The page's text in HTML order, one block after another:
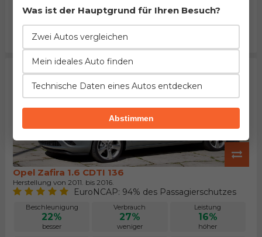
77%
größer
18%
größer
=
Opel Zafira 1.6 CDTI 136
Herstellung von 2011. bis 2016.
EuroNCAP: 94% des Passagierschutzes
Beschleunigung
22%
besser
Verbrauch
27%
weniger
Leistung
16%
höher
Was ist der Hauptgrund für Ihren Besuch?
Zwei Autos vergleichen
Mein ideales Auto finden
Technische Daten eines Autos entdecken
Abstimmen